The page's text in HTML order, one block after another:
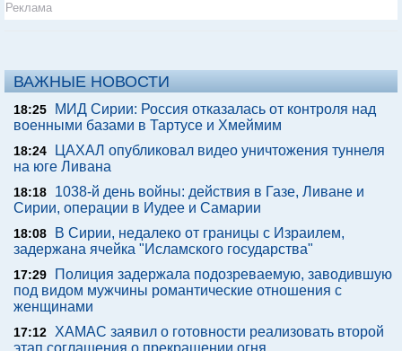
Реклама
ВАЖНЫЕ НОВОСТИ
18:25
МИД Сирии: Россия отказалась от контроля над
военными базами в Тартусе и Хмеймим
18:24
ЦАХАЛ опубликовал видео уничтожения туннеля
на юге Ливана
18:18
1038-й день войны: действия в Газе, Ливане и
Сирии, операции в Иудее и Самарии
18:08
В Сирии, недалеко от границы с Израилем,
задержана ячейка "Исламского государства"
17:29
Полиция задержала подозреваемую, заводившую
под видом мужчины романтические отношения с
женщинами
17:12 ХАМАС заявил о готовности реализовать второй